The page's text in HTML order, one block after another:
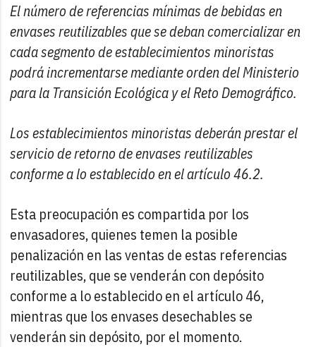
El número de referencias mínimas de bebidas en
envases reutilizables que se deban comercializar en
cada segmento de establecimientos minoristas
podrá incrementarse mediante orden del Ministerio
para la Transición Ecológica y el Reto Demográfico.
Los establecimientos minoristas deberán prestar el
servicio de retorno de envases reutilizables
conforme a lo establecido en el artículo 46.2.
Esta preocupación es compartida por los
envasadores, quienes temen la posible
penalización en las ventas de estas referencias
reutilizables, que se venderán con depósito
conforme a lo establecido en el artículo 46,
mientras que los envases desechables se
venderán sin depósito, por el momento.